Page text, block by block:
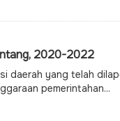
2020-2022
daerah yang telah
pemerintahan...